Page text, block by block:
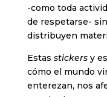
-como toda
de respetarse-
distribuyen
Estas stickersy
cómo el mundo
enterezan, nos